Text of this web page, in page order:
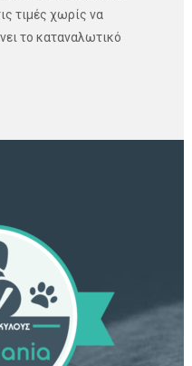
τιμές χωρίς να
το καταναλωτικό